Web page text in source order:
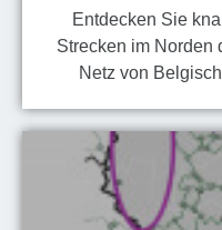
Entdecken Sie
Strecken im Norden
Netz von